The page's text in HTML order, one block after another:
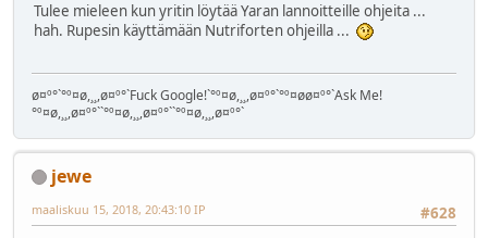
Tulee mieleen kun yritin löytää Yaran lannoitteille ohjeita ...
hah. Rupesin käyttämään Nutriforten ohjeilla ...
ø¤º°`°º¤ø,¸¸,ø¤º°`Fuck Google!`°º¤ø,¸¸,ø¤º°`°º¤øø¤º°`Ask Me!
°º¤ø,¸¸,ø¤º°``°º¤ø,¸¸,ø¤º°``°º¤ø,¸¸,ø¤º°`
jewe
#628
maaliskuu 15, 2018, 20:43:10 IP